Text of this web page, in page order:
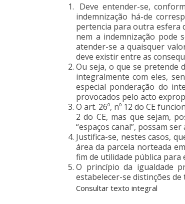
Deve entender-se,
indemnização há-de
pertencia para outra esfera
nem a indemnização
atender-se a quaisquer
deve existir entre as
Ou seja, o que se pretende
integralmente com eles,
especial ponderação do
provocados pelo acto
O art. 26º, nº 12 do CE
2 do CE, mas que sejam,
“espaços canal”, possam
Justifica-se, nestes casos,
área da parcela norteada
fim de utilidade pública para
O princípio da igualdade
estabelecer-se distinções
Consultar texto integral